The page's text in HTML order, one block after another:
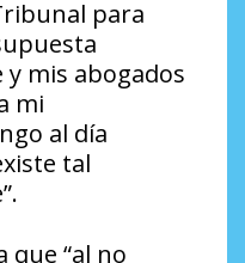
para
mis abogados
mi
al día
tal
que “al no